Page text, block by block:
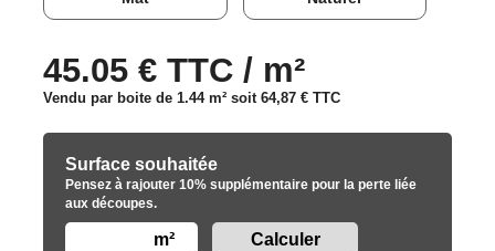
45.05 € TTC / m²
Vendu par boite de 1.44 m² soit 64,87 € TTC
Surface souhaitée
Pensez à rajouter 10% supplémentaire pour la perte liée
aux découpes.
m²